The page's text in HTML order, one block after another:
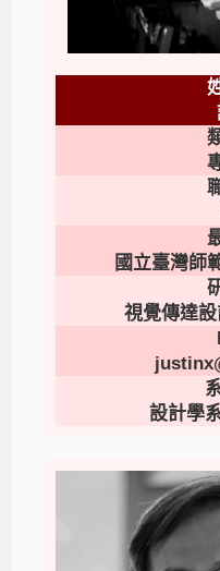
國立臺灣師
視覺傳達
設計學